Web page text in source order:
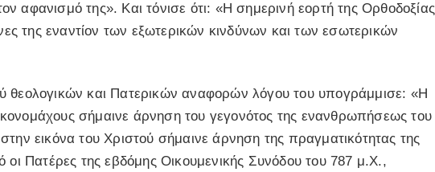
αφανισμό της». Και τόνισε ότι: «Η σημερινή εορτή της Ορθοδοξίας
της εναντίον των εξωτερικών κινδύνων και των εσωτερικών
θεολογικών και Πατερικών αναφορών λόγου του υπογράμμισε: «Η
σήμαινε άρνηση του γεγονότος της ενανθρωπήσεως του
εικόνα του Χριστού σήμαινε άρνηση της πραγματικότητας της
οι Πατέρες της εβδόμης Οικουμενικής Συνόδου του 787 μ.Χ.,